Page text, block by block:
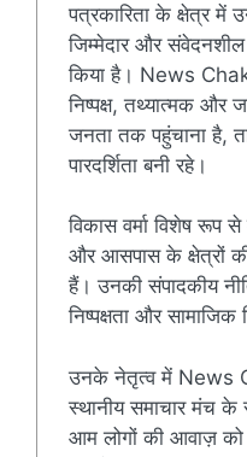
पत्रकारिता के क्षेत्र
जिम्मेदार और
किया है। News
निष्पक्ष, तथ्यात्मक
जनता तक पहुंचाना है,
पारदर्शिता बनी रहे।
विकास वर्मा विशेष रूप से
और आसपास के क्षेत्रों
हैं। उनकी संपादकीय
निष्पक्षता और सामाजिक
उनके नेतृत्व में News
स्थानीय समाचार मंच के
आम लोगों की आवाज़ को